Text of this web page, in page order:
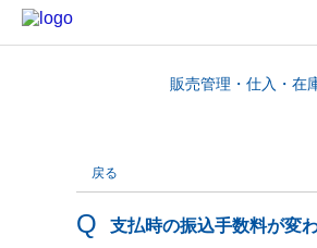
カテゴリから探す販売管理・仕入・在
戻る
支払時の振込手数料が変